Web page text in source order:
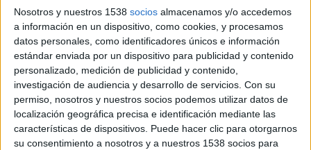
Nosotros y nuestros 1538 socios almacenamos y/o accedemos
a información en un dispositivo, como cookies, y procesamos
datos personales, como identificadores únicos e información
estándar enviada por un dispositivo para publicidad y contenido
personalizado, medición de publicidad y contenido,
investigación de audiencia y desarrollo de servicios. Con su
permiso, nosotros y nuestros socios podemos utilizar datos de
localización geográfica precisa e identificación mediante las
características de dispositivos. Puede hacer clic para otorgarnos
su consentimiento a nosotros y a nuestros 1538 socios para
17:00 MLS Next Pro
Atlanta United 2
Chicago Fire 2
OneFootball
Sábado, 22/08/2026
19:00 MLS Next Pro